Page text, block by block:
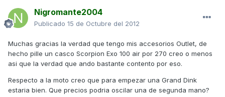
Nigromante2004
Publicado 15 de Octubre del 2012
Muchas gracias la verdad que tengo mis accesorios Outlet, de
hecho pille un casco Scorpion Exo 100 air por 270 creo o menos
asi que la verdad que ando bastante contento por eso.
Respecto a la moto creo que para empezar una Grand Dink
estaria bien. Que precios podria oscilar una de segunda mano?